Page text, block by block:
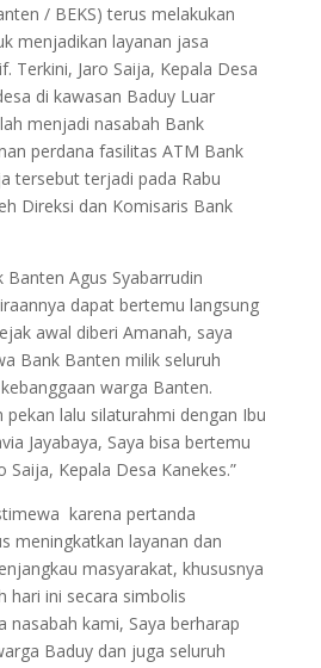
/ BEKS) terus melakukan
menjadikan layanan jasa
Terkini, Jaro Saija, Kepala Desa
di kawasan Baduy Luar
menjadi nasabah Bank
perdana fasilitas ATM Bank
tersebut terjadi pada Rabu
Direksi dan Komisaris Bank
Agus Syabarrudin
dapat bertemu langsung
awal diberi Amanah, saya
Bank Banten milik seluruh
warga Banten.
pekan lalu silaturahmi dengan Ibu
Jayabaya, Saya bisa bertemu
Saija, Kepala Desa Kanekes.”
karena pertanda
meningkatkan layanan dan
masyarakat, khususnya
hari ini secara simbolis
nasabah kami, Saya berharap
Baduy dan juga seluruh